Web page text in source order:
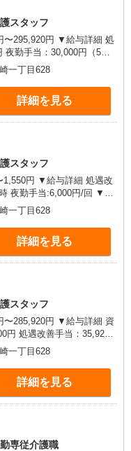
スタッフ
円 ▼給与詳細 処
夜勤手当：30,000円（5回
給 ▼下記別途支
円/時 寸志あり：
業績による 特別報酬：平
万円） ※2025年6月支給実
用期間中(3ヶ月)は支給なし
一丁目628
詳細を見る
スタッフ
詳細 処遇改
勤手当:6,000円/回 ▼下
年始手当：380円/時 寸
月） ※業績による ※処
(3ヶ月)は支給なし
一丁目628
詳細を見る
スタッフ
円 ▼給与詳細 資
円 処遇改善手当：35,920
（5回分） ※6回目以降は1
：規定あり 地域手当：0〜
円 調整手当：0〜30,000
一丁目628
詳細を見る
専従介護職